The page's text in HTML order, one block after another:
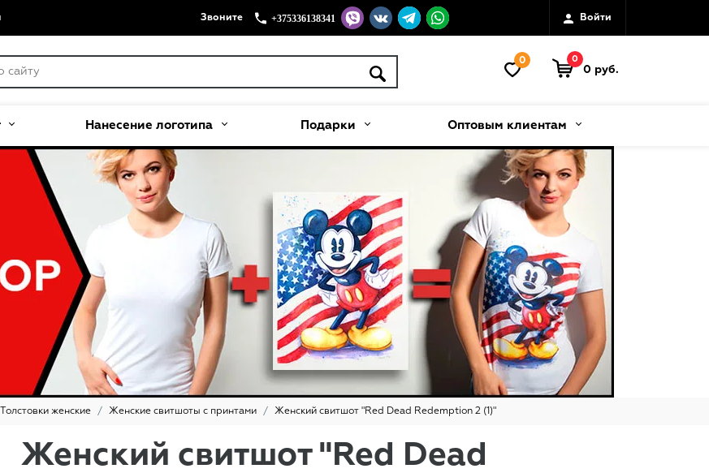
Звоните +375336138341 Войти
0 0
0 руб.
Нанесение логотипа Подарки Оптовым клиентам
Толстовки женские Женские свитшоты с принтами Женский свитшот "Red Dead Redemption 2 (1)"
Женский свитшот "Red Dead